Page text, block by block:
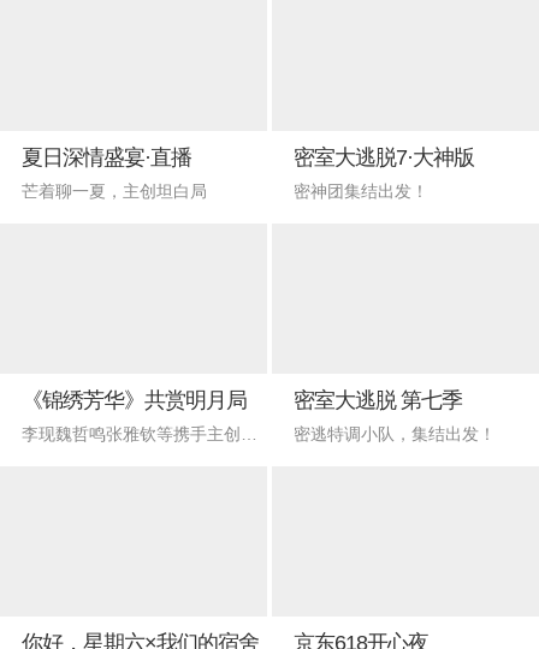
夏日深情盛宴·直播
芒着聊一夏，主创坦白局
密室大逃脱7·大神版
密神团集结出发！
《锦绣芳华》共赏明月局 密室大逃脱 第七季
密逃特调小队，集结出发！
你好，星期六×我们的宿舍 京东618开心夜